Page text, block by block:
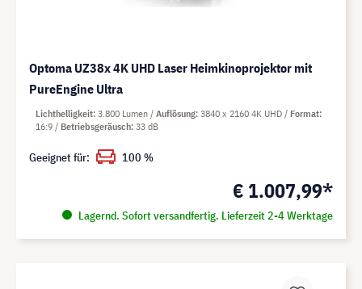
Optoma UZ38x 4K UHD Laser Heimkinoprojektor mit
PureEngine Ultra
€ 1.007,99*
Lagernd. Sofort versandfertig. Lieferzeit 2-4 Werktage
Lichthelligkeit 3.800 Lumen Auflösung 3840 x 2160 4K UHD
Format
16:9
Betriebsgeräusch 33 dB
Geeignet für: 100 %